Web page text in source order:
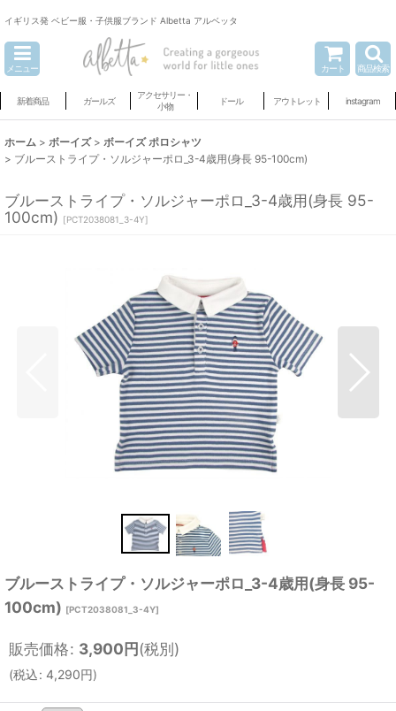
イギリス発 ベビー服・子供服ブランド Albetta アルベッタ
メニュー カート 商品検索
新着商品 ガールズ
アクセサリー・
小物
ドール アウトレット instagram
ホーム > ボーイズ > ボーイズ ポロシャツ
> ブルーストライプ・ソルジャーポロ_3-4歳用(身長 95-100cm)
ブルーストライプ・ソルジャーポロ_3-4歳用(身長 95-
100cm) [PCT2038081_3-4Y]
ブルーストライプ・ソルジャーポロ_3-4歳用(身長 95-
100cm) [PCT2038081_3-4Y]
販売価格: 3,900円(税別)
(税込: 4,290円)